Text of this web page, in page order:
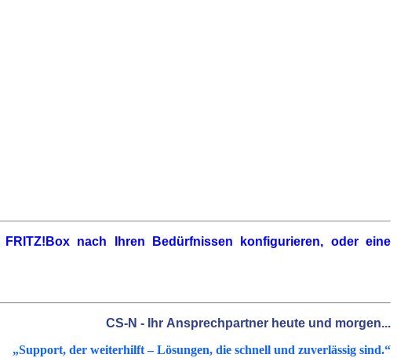
FRITZ!Box nach Ihren Bedürfnissen konfigurieren, oder eine
CS-N - Ihr Ansprechpartner heute und morgen...
„Support, der weiterhilft – Lösungen, die schnell und zuverlässig sind.“